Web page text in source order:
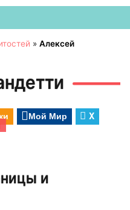
» Алексей
Мой Мир X
и